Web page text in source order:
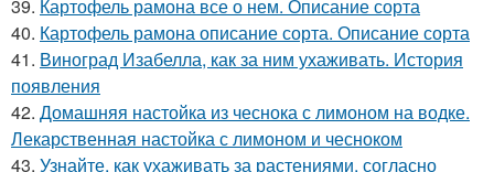
39. Картофель рамона все о нем. Описание сорта
40. Картофель рамона описание сорта. Описание сорта
41. Виноград Изабелла, как за ним ухаживать. История
появления
42. Домашняя настойка из чеснока с лимоном на водке.
Лекарственная настойка с лимоном и чесноком
43. Узнайте, как ухаживать за растениями, согласно